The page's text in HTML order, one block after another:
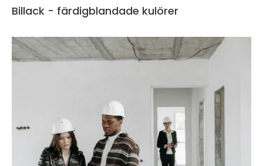
Billack - färdigblandade kulörer